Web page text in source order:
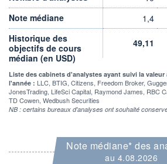
RENDEMENT
ESTIMÉ 2026
-
PER
2026
DERNIER
ÉCHANGE
05.08.26 / 22:00:00
ÉLIGIBILITÉ
Non éligible
Boursobank
Note médiane
1,4
Historique des
objectifs de cours
médian (en USD)
49,11
Liste des cabinets d'analystes ayant suivi la
l'année : LLC, BTIG, Citizens, Freedom Broker,
JonesTrading, LifeSci Capital, Raymond James, RBC
TD Cowen, Wedbush Securities
NB : certains bureaux d'analyses ont souhaité
Note médiane* des
au 4.08.2026